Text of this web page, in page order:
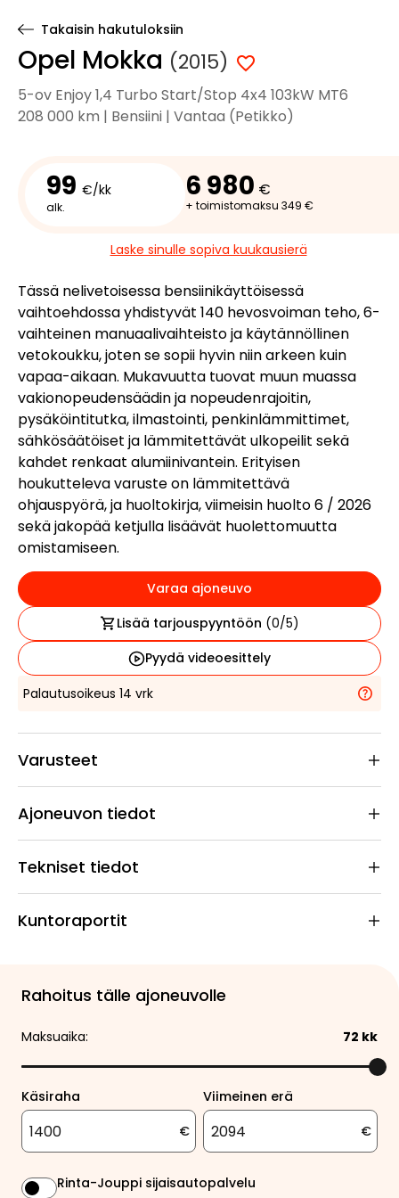
Takaisin hakutuloksiin
Opel Mokka (2015)
5-ov Enjoy 1,4 Turbo Start/Stop 4x4 103kW MT6
208 000 km | Bensiini | Vantaa (Petikko)
99 €/kk
alk.
6 980 €
+ toimistomaksu 349 €
Laske sinulle sopiva kuukausierä
Tässä nelivetoisessa bensiinikäyttöisessä
vaihtoehdossa yhdistyvät 140 hevosvoiman teho, 6-
vaihteinen manuaalivaihteisto ja käytännöllinen
vetokoukku, joten se sopii hyvin niin arkeen kuin
vapaa-aikaan. Mukavuutta tuovat muun muassa
vakionopeudensäädin ja nopeudenrajoitin,
pysäköintitutka, ilmastointi, penkinlämmittimet,
sähkösäätöiset ja lämmitettävät ulkopeilit sekä
kahdet renkaat alumiinivantein. Erityisen
houkutteleva varuste on lämmitettävä
ohjauspyörä, ja huoltokirja, viimeisin huolto 6 / 2026
sekä jakopää ketjulla lisäävät huolettomuutta
omistamiseen.
Varaa ajoneuvo
Lisää tarjouspyyntöön (0/5)
Pyydä videoesittely
Palautusoikeus 14 vrk
Varusteet
Ajoneuvon tiedot
Tekniset tiedot
Kuntoraportit
Rahoitus tälle ajoneuvolle
Maksuaika: 72 kk
Käsiraha
€
Viimeinen erä
€
Rinta-Jouppi sijaisautopalvelu